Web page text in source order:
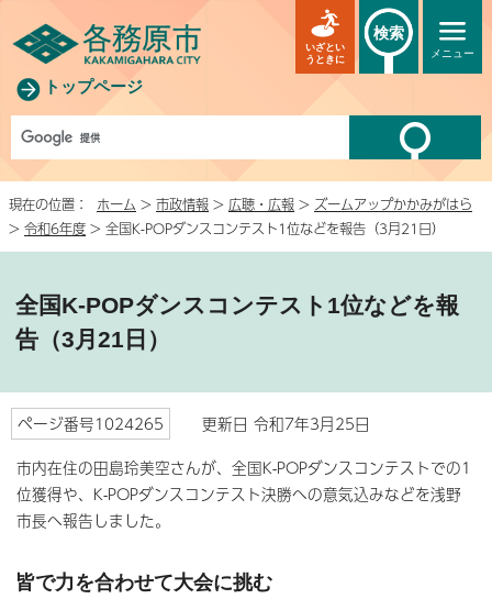
トップページ
メニュー
いざとい
うときに
検索
現在の位置： ホーム > 市政情報 > 広聴・広報 > ズームアップかかみがはら
> 令和6年度 > 全国K-POPダンスコンテスト1位などを報告（3月21日）
全国K-POPダンスコンテスト1位などを報
告（3月21日）
ページ番号1024265
更新日 令和7年3月25日
市内在住の田島玲美空さんが、全国K-POPダンスコンテストでの1
位獲得や、K-POPダンスコンテスト決勝への意気込みなどを浅野
市長へ報告しました。
皆で力を合わせて大会に挑む